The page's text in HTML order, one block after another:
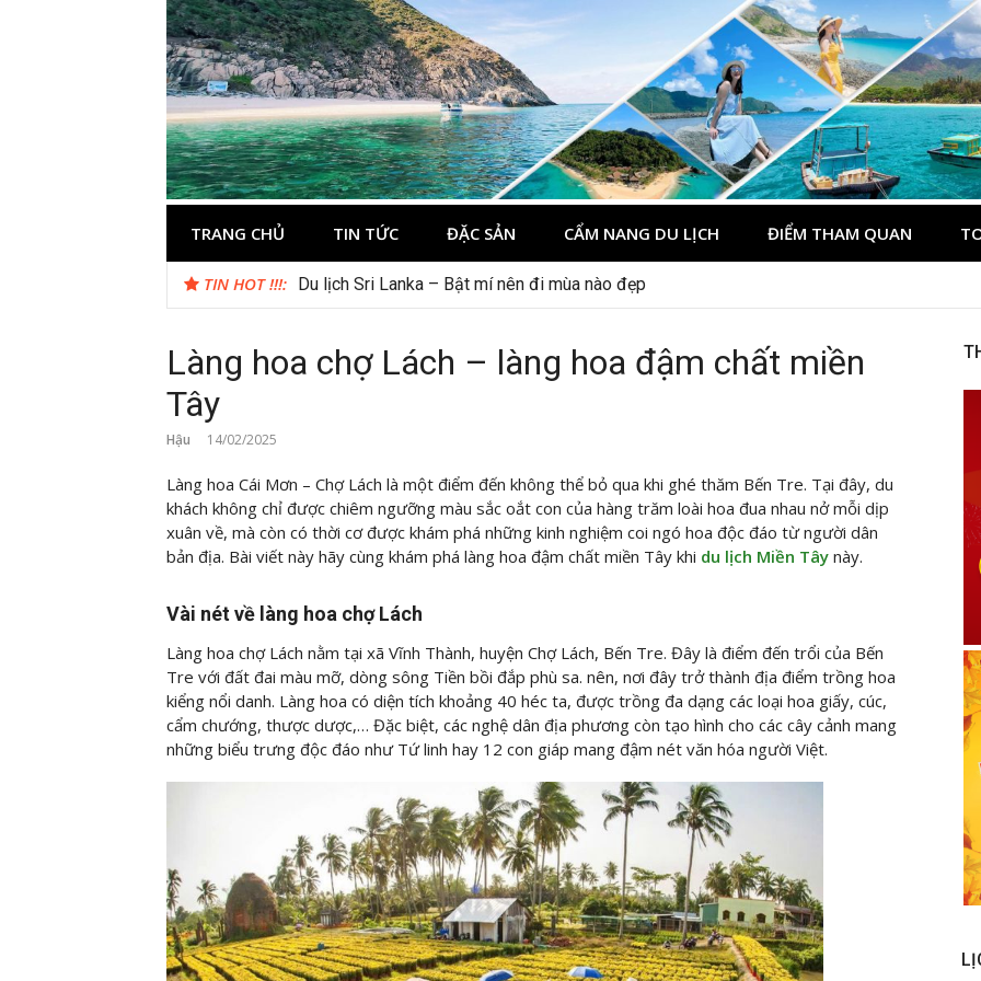
Kinh nghiệm du lịch Côn Đảo
Thông tin và kinh nghiệm khi du lịch Côn Đảo
TRANG CHỦ TIN TỨC ĐẶC SẢN CẨM NANG DU LỊCH ĐIỂM THAM QUAN
TIN HOT !!!: Du lịch Sri Lanka – Bật mí nên đi mùa nào đẹp
Gợi ý – Tháng 7 Hàn Quốc nên đi đâu, mặc gì đẹp?
Làng hoa chợ Lách – làng hoa đậm chất miền
Tây
Hậu 14/02/2025
Làng hoa Cái Mơn – Chợ Lách là một điểm đến không thể bỏ qua khi ghé thăm Bến Tre. Tại đây, du
khách không chỉ được chiêm ngưỡng màu sắc oắt con của hàng trăm loài hoa đua nhau nở mỗi dịp
xuân về, mà còn có thời cơ được khám phá những kinh nghiệm coi ngó hoa độc đáo từ người dân
bản địa. Bài viết này hãy cùng khám phá làng hoa đậm chất miền Tây khi du lịch Miền Tây này.
Vài nét về làng hoa chợ Lách
Làng hoa chợ Lách nằm tại xã Vĩnh Thành, huyện Chợ Lách, Bến Tre. Đây là điểm đến trổi của Bến
Tre với đất đai màu mỡ, dòng sông Tiền bồi đắp phù sa. nên, nơi đây trở thành địa điểm trồng hoa
kiểng nổi danh. Làng hoa có diện tích khoảng 40 héc ta, được trồng đa dạng các loại hoa giấy, cúc,
cẩm chướng, thược dược,… Đặc biệt, các nghệ dân địa phương còn tạo hình cho các cây cảnh mang
những biểu trưng độc đáo như Tứ linh hay 12 con giáp mang đậm nét văn hóa người Việt.